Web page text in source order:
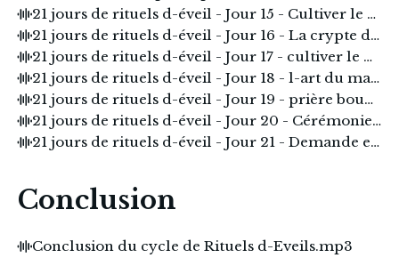
21 jours de rituels d-éveil - Jour 15 - Cultiver le Silence .mp3
21 jours de rituels d-éveil - Jour 16 - La crypte du coeur .mp3
21 jours de rituels d-éveil - Jour 17 - cultiver le miel et le sel .mp3
21 jours de rituels d-éveil - Jour 18 - l-art du mantra - MARANATHA .mp3
21 jours de rituels d-éveil - Jour 19 - prière bouddhiste pour le bonheur .mp3
21 jours de rituels d-éveil - Jour 20 - Cérémonie de Passage .mp3
21 jours de rituels d-éveil - Jour 21 - Demande et tu Recevras .mp3
Conclusion
Conclusion du cycle de Rituels d-Eveils.mp3